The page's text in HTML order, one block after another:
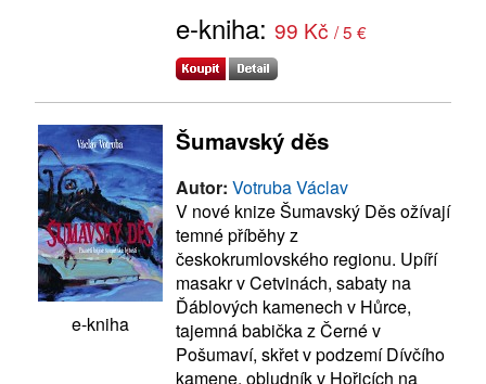
e-kniha: 99 Kč / 5 €
e-kniha
Šumavský děs
Autor: Votruba Václav
V nové knize Šumavský Děs ožívají
temné příběhy z
českokrumlovského regionu. Upíří
masakr v Cetvinách, sabaty na
Ďáblových kamenech v Hůrce,
tajemná babička z Černé v
Pošumaví, skřet v podzemí Dívčího
kamene, obludník v Hořicích na